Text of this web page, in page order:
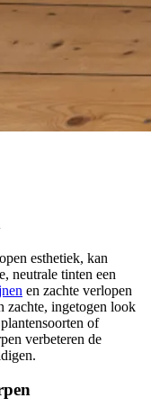
esthetiek, kan
neutrale tinten een
en zachte verlopen
zachte, ingetogen look
of
verbeteren de